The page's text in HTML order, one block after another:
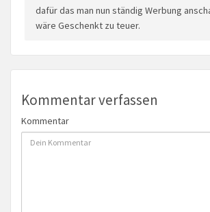
dafür das man nun ständig Werbung
wäre Geschenkt zu teuer.
Kommentar verfassen
Kommentar